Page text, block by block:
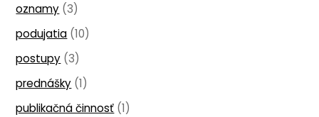
oznamy (3)
podujatia (10)
postupy (3)
prednášky (1)
publikačná činnosť (1)